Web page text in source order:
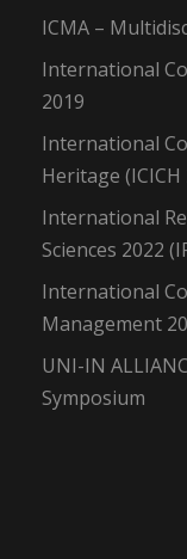
ICMA –
International
2019
International
Heritage (ICICH
International
Sciences 2022
International
Management
UNI-IN
Symposium